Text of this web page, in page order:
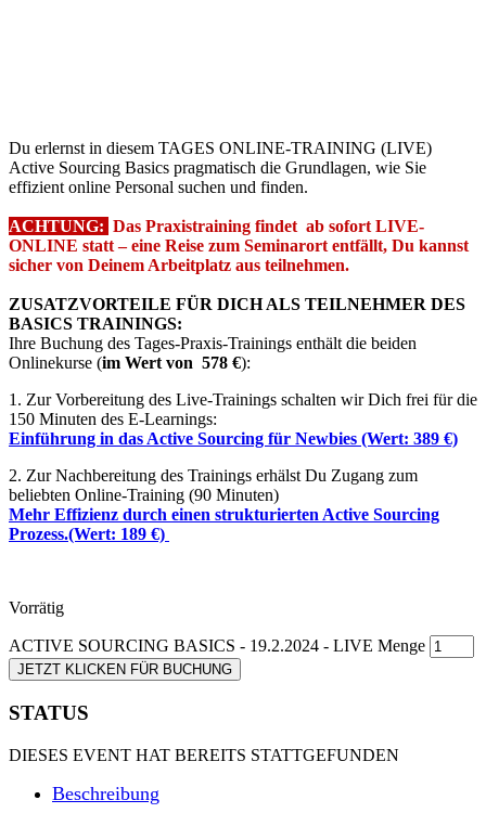
Du erlernst in diesem TAGES ONLINE-TRAINING (LIVE)
Active Sourcing Basics pragmatisch die Grundlagen, wie Sie
effizient online Personal suchen und finden.
ACHTUNG: Das Praxistraining findet ab sofort LIVE-
ONLINE statt – eine Reise zum Seminarort entfällt, Du kannst
sicher von Deinem Arbeitplatz aus teilnehmen.
ZUSATZVORTEILE FÜR DICH ALS TEILNEHMER DES
BASICS TRAININGS:
Ihre Buchung des Tages-Praxis-Trainings enthält die beiden
Onlinekurse (im Wert von 578 €):
1. Zur Vorbereitung des Live-Trainings schalten wir Dich frei für die
150 Minuten des E-Learnings:
Einführung in das Active Sourcing für Newbies (Wert: 389 €)
2. Zur Nachbereitung des Trainings erhälst Du Zugang zum
beliebten Online-Training (90 Minuten)
Mehr Effizienz durch einen strukturierten Active Sourcing
Prozess.(Wert: 189 €)
Vorrätig
ACTIVE SOURCING BASICS - 19.2.2024 - LIVE Menge
JETZT KLICKEN FÜR BUCHUNG
STATUS
DIESES EVENT HAT BEREITS STATTGEFUNDEN
Beschreibung